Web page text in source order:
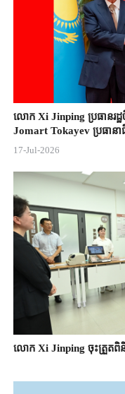
លោក Xi Jinping ប្រធានរដ្
Jomart ​Tokayev ​ប្រធានា
17-Jul-2026
លោក Xi Jinping ចុះត្រួតពិនិ